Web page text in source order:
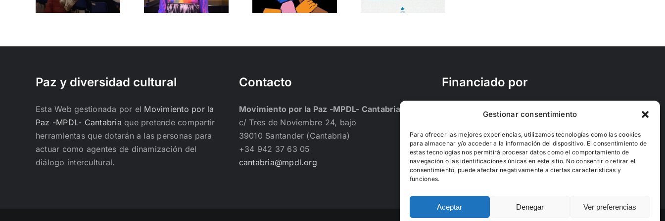
Gestionar consentimiento
Para ofrecer las mejores experiencias, utilizamos tecnologías como las cookies
para almacenar y/o acceder a la información del dispositivo. El consentimiento de
estas tecnologías nos permitirá procesar datos como el comportamiento de
navegación o las identificaciones únicas en este sitio. No consentir o retirar el
consentimiento, puede afectar negativamente a ciertas características y
funciones.
Aceptar Denegar Ver preferencias
personas
convivencia
participación
de Paz
construyen
Cantabria
Paz y diversidad cultural
Esta Web gestionada por el Movimiento por la
Paz -MPDL- Cantabria que pretende compartir
herramientas que dotarán a las personas para
actuar como agentes de dinamización del
diálogo intercultural.
Contacto
Movimiento por la Paz -MPDL- Cantabria
c/ Tres de Noviembre 24, bajo
39010 Santander (Cantabria)
+34 942 37 63 05
cantabria@mpdl.org
Financiado por